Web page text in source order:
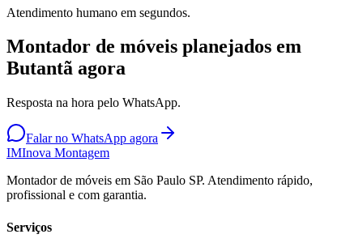
Atendimento humano em segundos.
Montador de móveis planejados em
Butantã agora
Resposta na hora pelo WhatsApp.
Falar no WhatsApp agora
IMInova Montagem
Montador de móveis em São Paulo SP. Atendimento rápido,
profissional e com garantia.
Serviços